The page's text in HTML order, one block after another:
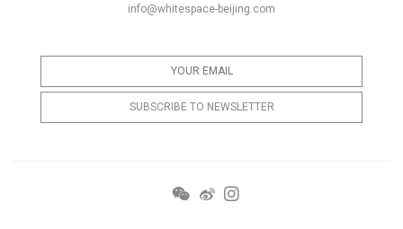
info@whitespace-beijing.com